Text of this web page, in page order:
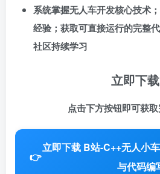
系统掌握无人车开发核心技术
经验；获取可直接运行的完整
社区持续学习
立即下载
点击下方按钮即可获取
👉
立即下载 B站-C++无人小
与代码编